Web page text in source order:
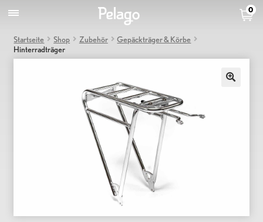
0
Startseite Shop Zubehör
Gepäckträger & Körbe
Hinterradträger